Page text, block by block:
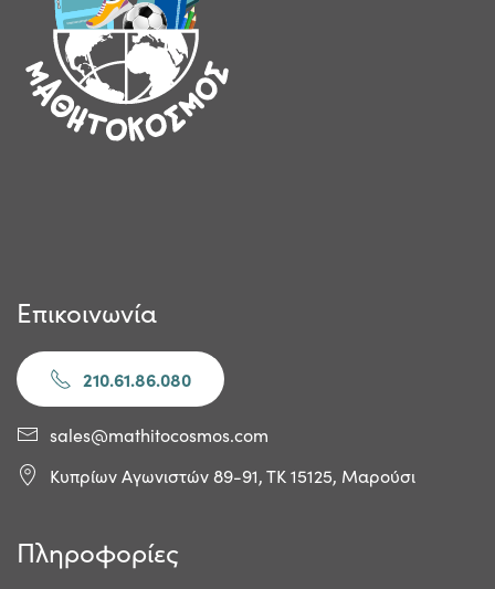
Επικοινωνία
210.61.86.080
sales@mathitocosmos.com
Κυπρίων Αγωνιστών 89-91, ΤΚ 15125, Μαρούσι
Πληροφορίες